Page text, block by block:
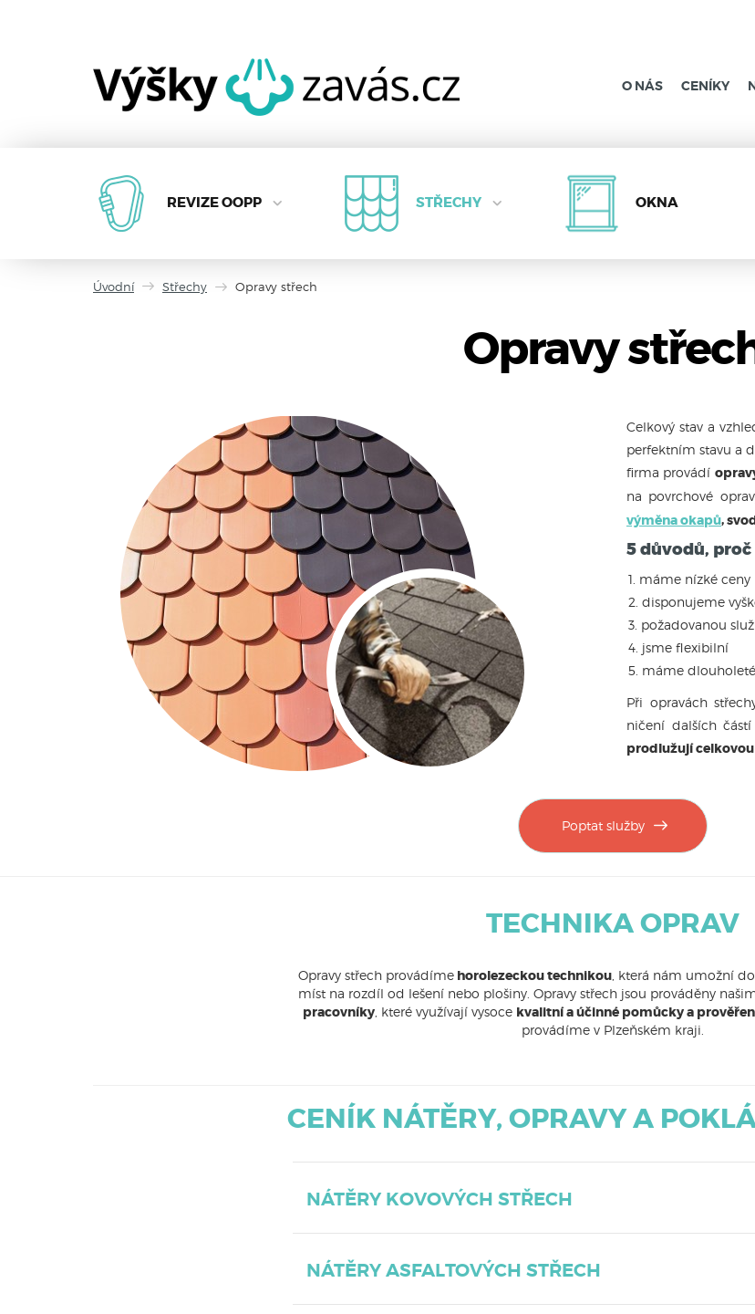
O NÁS CENÍKY
REVIZE OOPP STŘECHY OKNA
Úvodní Střechy Opravy střech
Opravy
Celkový stav a
perfektním stavu a
firma provádí
na povrchové
výměna okapů,
5 důvodů,
máme nízké ceny
disponujeme
požadovanou
jsme flexibilní
máme
Při opravách
ničení dalších
prodlužují
Poptat služby
TECHNIKA OPRAV
Opravy střech provádímehorolezeckou technikou, která nám umožní
míst na rozdíl od lešení nebo plošiny. Opravy střech jsou prováděny
pracovníky, které využívají vysoce kvalitní a účinné pomůcky a
provádíme v Plzeňském kraji.
CENÍK NÁTĚRY, OPRAVY A
NÁTĚRY KOVOVÝCH STŘECH
NÁTĚRY ASFALTOVÝCH STŘECH